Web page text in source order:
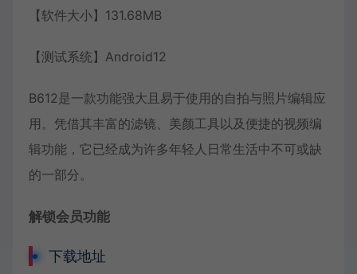
【软件大小】131.68MB
【测试系统】Android12
B612是一款功能强大且易于使用的自拍与照片编辑应
用。凭借其丰富的滤镜、美颜工具以及便捷的视频编
辑功能，它已经成为许多年轻人日常生活中不可或缺
的一部分。
解锁会员功能
下载地址